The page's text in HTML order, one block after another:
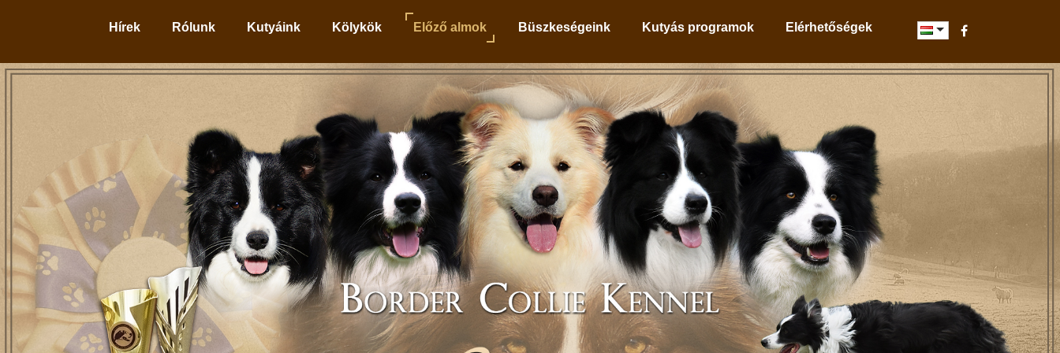
Hírek Rólunk Kutyáink Kölykök Előző almok Büszkeségeink Kutyás programok Elérhetőségek